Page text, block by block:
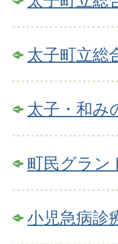
太子町立総
太子・和み
町民グラン
小児急病診